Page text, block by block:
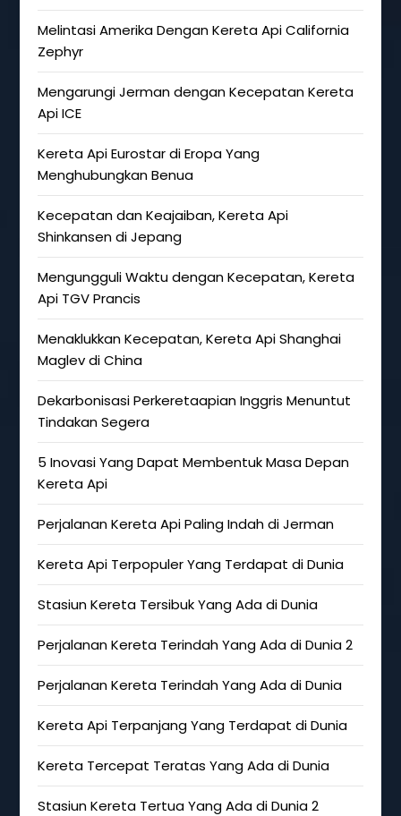
Melintasi Amerika Dengan Kereta Api California
Zephyr
Mengarungi Jerman dengan Kecepatan Kereta
Api ICE
Kereta Api Eurostar di Eropa Yang
Menghubungkan Benua
Kecepatan dan Keajaiban, Kereta Api
Shinkansen di Jepang
Mengungguli Waktu dengan Kecepatan, Kereta
Api TGV Prancis
Menaklukkan Kecepatan, Kereta Api Shanghai
Maglev di China
Dekarbonisasi Perkeretaapian Inggris Menuntut
Tindakan Segera
5 Inovasi Yang Dapat Membentuk Masa Depan
Kereta Api
Perjalanan Kereta Api Paling Indah di Jerman
Kereta Api Terpopuler Yang Terdapat di Dunia
Stasiun Kereta Tersibuk Yang Ada di Dunia
Perjalanan Kereta Terindah Yang Ada di Dunia 2
Perjalanan Kereta Terindah Yang Ada di Dunia
Kereta Api Terpanjang Yang Terdapat di Dunia
Kereta Tercepat Teratas Yang Ada di Dunia
Stasiun Kereta Tertua Yang Ada di Dunia 2